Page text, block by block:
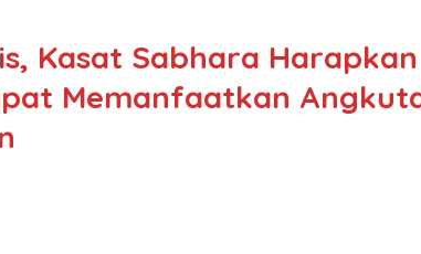
Kasat Sabhara Harapkan
Memanfaatkan